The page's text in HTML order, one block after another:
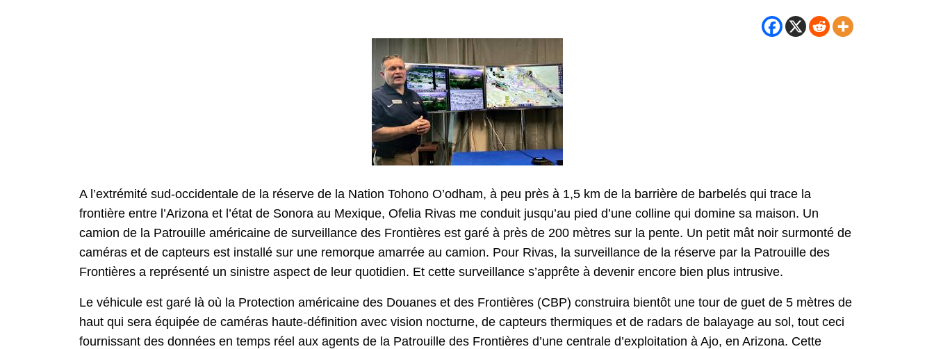
A l’extrémité sud-occidentale de la réserve de la Nation Tohono O’odham, à peu près à 1,5 km de la barrière de barbelés qui trace la
frontière entre l’Arizona et l’état de Sonora au Mexique, Ofelia Rivas me conduit jusqu’au pied d’une colline qui domine sa maison. Un
camion de la Patrouille américaine de surveillance des Frontières est garé à près de 200 mètres sur la pente. Un petit mât noir surmonté de
caméras et de capteurs est installé sur une remorque amarrée au camion. Pour Rivas, la surveillance de la réserve par la Patrouille des
Frontières a représenté un sinistre aspect de leur quotidien. Et cette surveillance s’apprête à devenir encore bien plus intrusive.
Le véhicule est garé là où la Protection américaine des Douanes et des Frontières (CBP) construira bientôt une tour de guet de 5 mètres de
haut qui sera équipée de caméras haute-définition avec vision nocturne, de capteurs thermiques et de radars de balayage au sol, tout ceci
fournissant des données en temps réel aux agents de la Patrouille des Frontières d’une centrale d’exploitation à Ajo, en Arizona. Cette